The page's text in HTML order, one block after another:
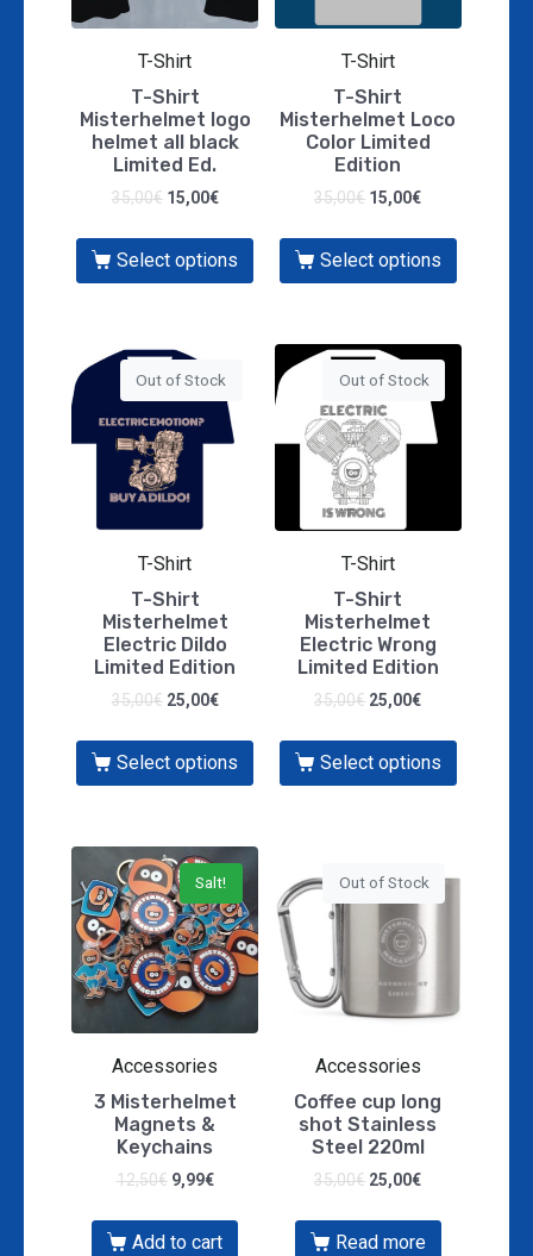
T-Shirt
T-Shirt
Misterhelmet logo
helmet all black
Limited Ed.
35,00€ 15,00€
Select options
T-Shirt
T-Shirt
Misterhelmet Loco
Color Limited
Edition
35,00€ 15,00€
Select options
Out of Stock
T-Shirt
T-Shirt
Misterhelmet
Electric Dildo
Limited Edition
35,00€ 25,00€
Select options
Out of Stock
T-Shirt
T-Shirt
Misterhelmet
Electric Wrong
Limited Edition
35,00€ 25,00€
Select options
Salt!
Accessories
3 Misterhelmet
Magnets &
Keychains
12,50€ 9,99€
Add to cart
Out of Stock
Accessories
Coffee cup long
shot Stainless
Steel 220ml
35,00€ 25,00€
Read more